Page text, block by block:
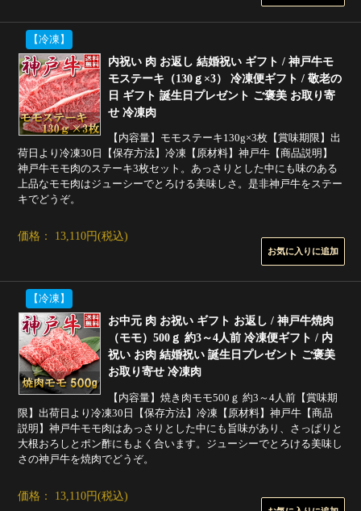
【冷凍】
内祝い 肉 お返し 結婚祝い ギフト / 神戸牛モ
モステーキ（130ｇ×3） 冷凍便ギフト / 敬老の
日 ギフト 誕生日プレゼント ご褒美 お取り寄
せ 冷凍肉
【内容量】モモステーキ130g×3枚【賞味期限】出
荷日より冷凍30日【保存方法】冷凍【原材料】神戸牛【商品説明】
神戸牛モモ肉のステーキ3枚セット。あっさりとした中にも味のある
上品なモモ肉はジューシーでとろける美味しさ。是非神戸牛をステー
キでどうぞ。
価格： 13,110円(税込)
【冷凍】
お中元 肉 お祝い ギフト お返し / 神戸牛焼肉
（モモ）500ｇ 約3～4人前 冷凍便ギフト / 内
祝い お肉 結婚祝い 誕生日プレゼント ご褒美
お取り寄せ 冷凍肉
【内容量】焼き肉モモ500ｇ 約3～4人前【賞味期
限】出荷日より冷凍30日【保存方法】冷凍【原材料】神戸牛【商品
説明】神戸牛モモ肉はあっさりとした中にも旨味があり、さっぱりと
大根おろしとポン酢にもよく合います。ジューシーでとろける美味し
さの神戸牛を焼肉でどうぞ。
価格： 13,110円(税込)